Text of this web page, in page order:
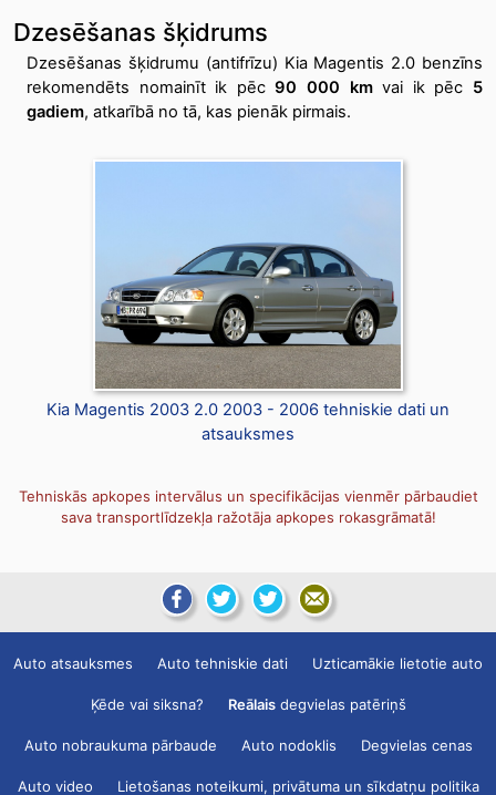
Dzesēšanas šķidrums
Dzesēšanas šķidrumu (antifrīzu) Kia Magentis 2.0 benzīns
rekomendēts nomainīt ik pēc90 000 kmvai ik pēc 5
gadiem, atkarībā no tā, kas pienāk pirmais.
Kia Magentis 2003 2.0 2003 - 2006 tehniskie dati un
atsauksmes
Tehniskās apkopes intervālus un specifikācijas vienmēr pārbaudiet
sava transportlīdzekļa ražotāja apkopes rokasgrāmatā!
Auto atsauksmes Auto tehniskie dati Uzticamākie lietotie auto
Ķēde vai siksna? Reālaisdegvielas patēriņš
Auto nobraukuma pārbaude Auto nodoklis Degvielas cenas
Auto video Lietošanas noteikumi, privātuma un sīkdatņu politika